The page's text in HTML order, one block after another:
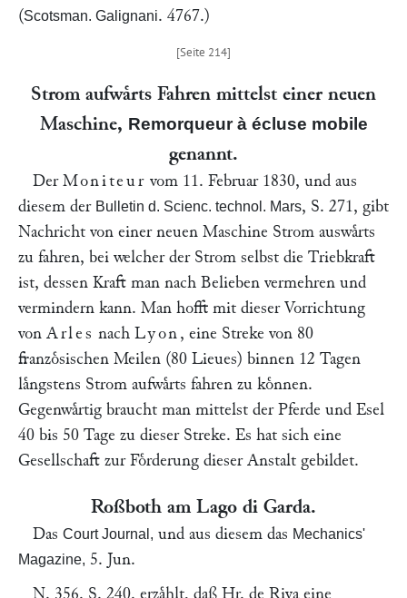
(Scotsman. Galignani. 4767.)
Strom aufwaͤrts Fahren mittelst einer neuen
Maschine, Remorqueur à écluse mobile
genannt.
Der Moniteur vom 11. Februar 1830, und aus
diesem der Bulletin d. Scienc. technol. Mars, S. 271, gibt
Nachricht von einer neuen Maschine Strom auswaͤrts
zu fahren, bei welcher der Strom selbst die Triebkraft
ist, dessen Kraft man nach Belieben vermehren und
vermindern kann. Man hofft mit dieser Vorrichtung
von Arles nachLyon , eine Streke von 80
franzoͤsischen Meilen (80 Lieues) binnen 12 Tagen
laͤngstens Strom aufwaͤrts fahren zu koͤnnen.
Gegenwaͤrtig braucht man mittelst der Pferde und Esel
40 bis 50 Tage zu dieser Streke. Es hat sich eine
Gesellschaft zur Foͤrderung dieser Anstalt gebildet.
Roßboth am Lago di Garda.
Das Court Journal, und aus diesem das Mechanics'
Magazine, 5. Jun.
N. 356. S. 240. erzaͤhlt, daß Hr. de Rivaeine